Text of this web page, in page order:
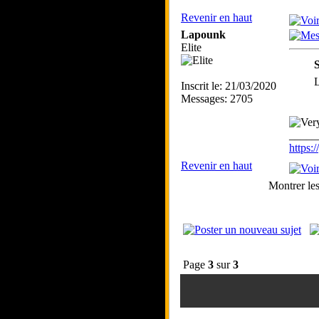
Revenir en haut
Lapounk
Elite
Inscrit le: 21/03/2020
Messages: 2705
Revenir en haut
Montrer
Page 3 sur3